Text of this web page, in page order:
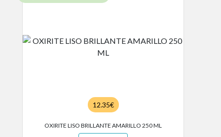
12.35€
OXIRITE LISO BRILLANTE AMARILLO 250 ML